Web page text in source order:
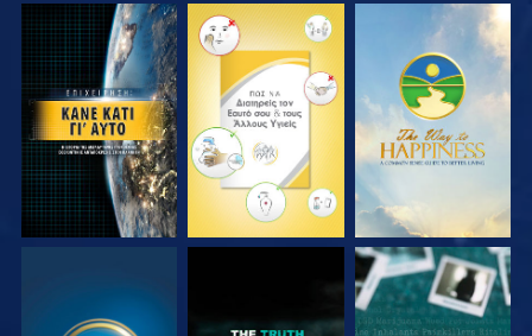
ΠΑΡΑΚΟΛΟΥΘΗΣΤΕ ΠΑΡΑΚΟΛΟΥΘΗΣΤΕ ΠΑΡΑΚΟΛΟΥΘΗΣΤΕ
ΠΑΡΑΚΟΛΟΥΘΗΣΤΕ ΠΑΡΑΚΟΛΟΥΘΗΣΤΕ ΠΑΡΑΚΟΛΟΥΘΗΣΤΕ